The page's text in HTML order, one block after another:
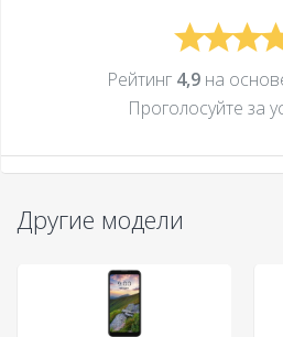
Рейтинг 4,9на
Проголосуйте за
Другие модели